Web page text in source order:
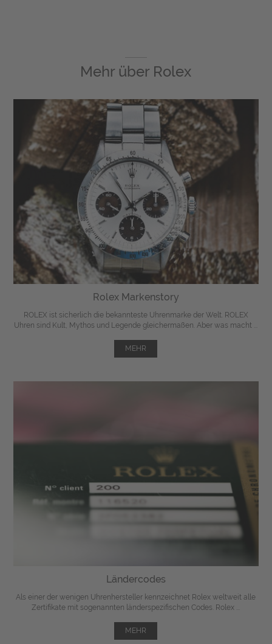
Mehr über Rolex
Rolex Markenstory
ROLEX ist sicherlich die bekannteste Uhrenmarke der Welt. ROLEX
Uhren sind Kult, Mythos und Legende gleichermaßen. Aber was macht ...
MEHR
Ländercodes
Als einer der wenigen Uhrenhersteller kennzeichnet Rolex weltweit alle
Zertifikate mit sogenannten länderspezifischen Codes. Rolex ...
MEHR